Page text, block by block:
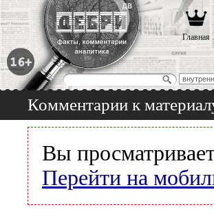
Главная
Комментарии к
Вы
Перейти на